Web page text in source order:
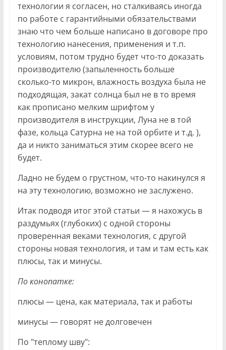
технологии я согласен, но сталкиваясь иногда
по работе с гарантийными обязательствами
знаю что чем больше написано в договоре про
технологию нанесения, применения и т.п.
условиям, потом трудно будет что-то доказать
производителю (запыленность больше
сколько-то микрон, влажность воздуха была не
подходящая, закат солнца был не в то время
как прописано мелким шрифтом у
производителя в инструкции, Луна не в той
фазе, кольца Сатурна не на той орбите и т.д. ),
да и никто заниматься этим скорее всего не
будет.
Ладно не будем о грустном, что-то накинулся я
на эту технологию, возможно не заслужено.
Итак подводя итог этой статьи — я нахожусь в
раздумьях (глубоких) с одной стороны
проверенная веками технология, с другой
стороны новая технология, и там и там есть как
плюсы, так и минусы.
По конопатке:
плюсы — цена, как материала, так и работы
минусы — говорят не долговечен
По "теплому шву":